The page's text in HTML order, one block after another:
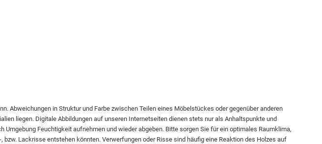
Abweichungen in Struktur und Farbe zwischen Teilen eines Möbelstückes oder gegenüber anderen
liegen. Digitale Abbildungen auf unseren Internetseiten dienen stets nur als Anhaltspunkte und
Feuchtigkeit aufnehmen und wieder abgeben. Bitte sorgen Sie für ein optimales Raumklima,
Lackrisse entstehen könnten. Verwerfungen oder Risse sind häufig eine Reaktion des Holzes auf